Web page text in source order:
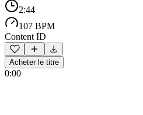
2:44
107 BPM
Content ID
Acheter le titre
0:00